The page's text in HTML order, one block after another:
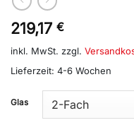
219,17 €
inkl. MwSt. zzgl.
Lieferzeit: 4-6 Wochen
Glas